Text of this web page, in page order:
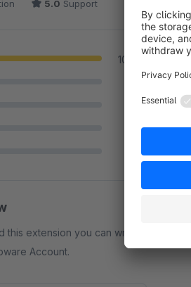
5.0 Support
100 %
0 %
0 %
0 %
this extension you can write a
Account.